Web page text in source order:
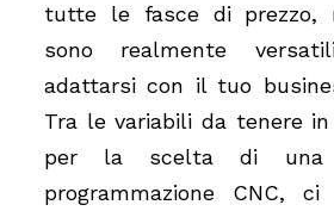
tutte le fasce di prezzo,
sono realmente
adattarsi con il tuo
Tra le variabili da tenere in
per la scelta di una
programmazione CNC,